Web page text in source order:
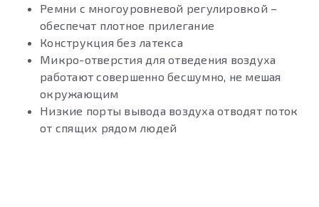
Ремни с многоуровневой регулировкой –
обеспечат плотное прилегание
Конструкция без латекса
Микро-отверстия для отведения воздуха
работают совершенно бесшумно, не мешая
окружающим
Низкие порты вывода воздуха отводят поток
от спящих рядом людей